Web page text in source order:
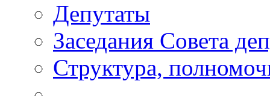
Депутаты
Заседания Совета
Структура,